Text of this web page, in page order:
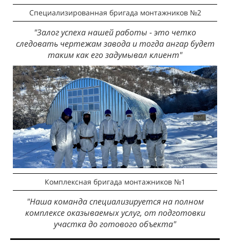
Специализированная бригада монтажников №2
"Залог успеха нашей работы - это четко
следовать чертежам завода и тогда ангар будет
таким как его задумывал клиент"
Комплексная бригада монтажников №1
"Наша команда специализируется на полном
комплексе оказываемых услуг, от подготовки
участка до готового объекта"